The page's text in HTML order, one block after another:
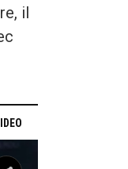
il